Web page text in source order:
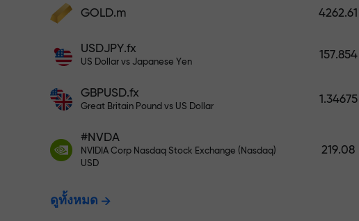
เท่า X1000 ไม่ใช่การพิมพ์ผิด ยิ่งฝากมาก ตัว
คูณยิ่งสูง
เทรดแบบไร้ความ
ประกันกำไรของ
โบนัสสูงสุด
ที่สุดในตลาด
GOLD.m 4262.61
USDJPY.fx
US Dollar vs Japanese Yen
157.854
GBPUSD.fx
Great Britain Pound vs US Dollar
1.34675
#NVDA
NVIDIA Corp Nasdaq Stock Exchange (Nasdaq)
USD
219.08
ดูทั้งหมด